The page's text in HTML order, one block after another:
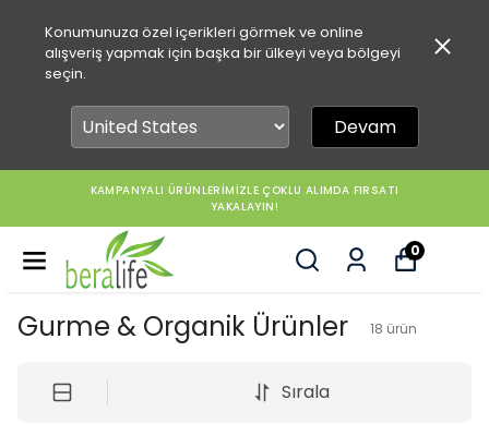
Konumunuza özel içerikleri görmek ve online
alışveriş yapmak için başka bir ülkeyi veya bölgeyi
seçin.
Devam
KAMPANYALI ÜRÜNLERİMİZLE ÇOKLU ALIMDA FIRSATI
YAKALAYIN!
0
Gurme & Organik Ürünler 18 ürün
Sırala